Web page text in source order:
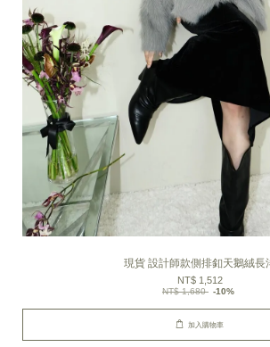
現貨 設計師款側排釦天鵝絨長
NT$ 1,512
NT$ 1,680 -10%
加入購物車